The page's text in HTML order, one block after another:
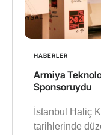
HABERLER
Armiya
Sponsoruydu
İstanbul Haliç
tarihlerinde